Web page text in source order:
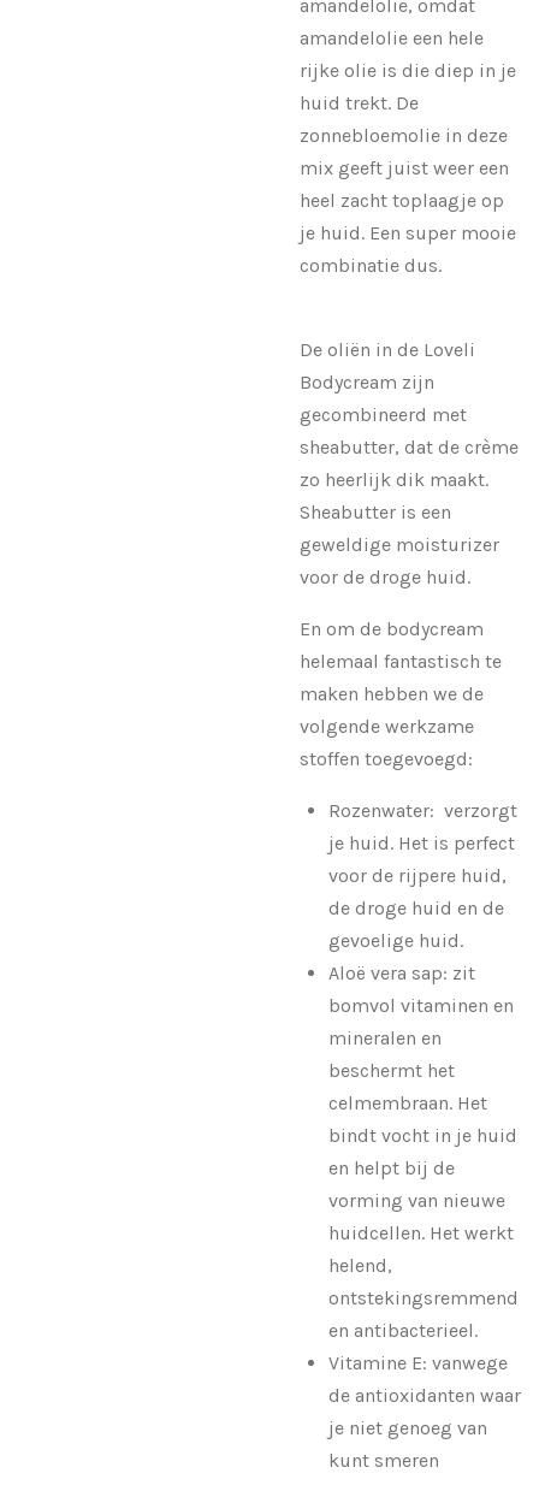
amandelolie, omdat
amandelolie een hele
rijke olie is die diep in je
huid trekt. De
zonnebloemolie in deze
mix geeft juist weer een
heel zacht toplaagje op
je huid. Een super mooie
combinatie dus.
De oliën in de Loveli
Bodycream zijn
gecombineerd met
sheabutter, dat de crème
zo heerlijk dik maakt.
Sheabutter is een
geweldige moisturizer
voor de droge huid.
En om de bodycream
helemaal fantastisch te
maken hebben we de
volgende werkzame
stoffen toegevoegd:
Rozenwater: verzorgt
je huid. Het is perfect
voor de rijpere huid,
de droge huid en de
gevoelige huid.
Aloë vera sap: zit
bomvol vitaminen en
mineralen en
beschermt het
celmembraan. Het
bindt vocht in je huid
en helpt bij de
vorming van nieuwe
huidcellen. Het werkt
helend,
ontstekingsremmend
en antibacterieel.
Vitamine E: vanwege
de antioxidanten waar
je niet genoeg van
kunt smeren